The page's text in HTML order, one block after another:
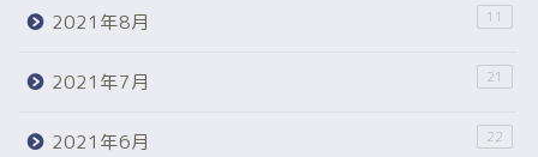
2021年8月 11
2021年7月 21
2021年6月 22